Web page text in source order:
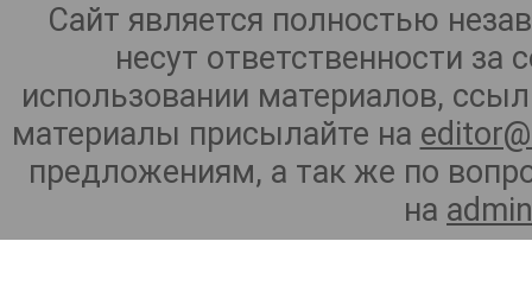
Сайт является полностью
несут ответственности
использовании материалов,
материалы присылайте на
предложениям, а так же по
на